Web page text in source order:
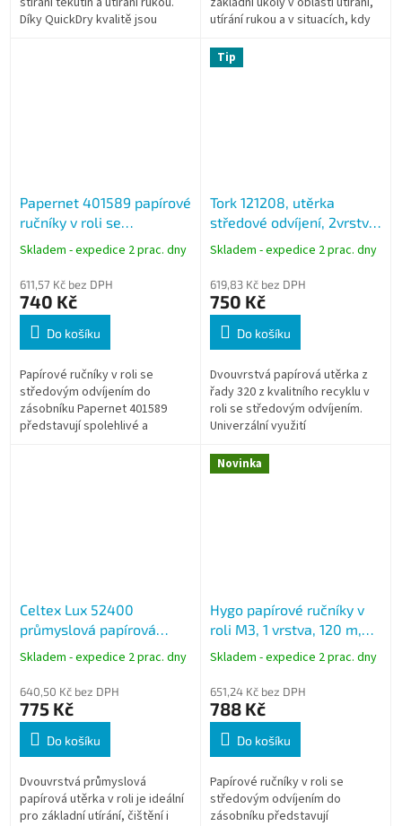
Díky QuickDry kvalitě jsou
utírání rukou a v situacích, kdy
Papernet 401589 papírové
ručníky v roli se
středovým odvíjením Midi
M3, 2vrstvé bílé, 67 m, 12
rolí
Skladem - expedice 2 prac. dny
611,57 Kč bez DPH
740 Kč
Do košíku
Papírové ručníky v roli se
středovým odvíjením do
zásobníku Papernet 401589
představují spolehlivé a
Tip
Tork 121208, utěrka
středové odvíjení, 2vrstvá
bílá, návin 135m, M2,
karton 6 rolí
Skladem - expedice 2 prac. dny
619,83 Kč bez DPH
750 Kč
Do košíku
Dvouvrstvá papírová utěrka z
řady 320 z kvalitního recyklu v
roli se středovým odvíjením.
Univerzální využití
Celtex Lux 52400
průmyslová papírová
utěrka v roli bílá 2vrstvá
návin 300 m 1000 útržků
W1/W2 2 role
Skladem - expedice 2 prac. dny
640,50 Kč bez DPH
775 Kč
Do košíku
Dvouvrstvá průmyslová
papírová utěrka v roli je ideální
pro základní utírání, čištění i
Novinka
Hygo papírové ručníky v
roli M3, 1 vrstva, 120 m,
bílé, 10 rolí
Skladem - expedice 2 prac. dny
651,24 Kč bez DPH
788 Kč
Do košíku
Papírové ručníky v roli se
středovým odvíjením do
zásobníku představují